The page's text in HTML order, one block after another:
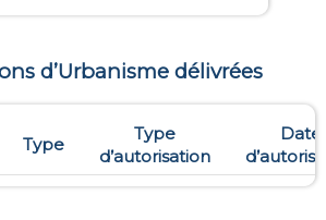
d’Urbanisme délivrées
Type
Type
d’autorisation
Date